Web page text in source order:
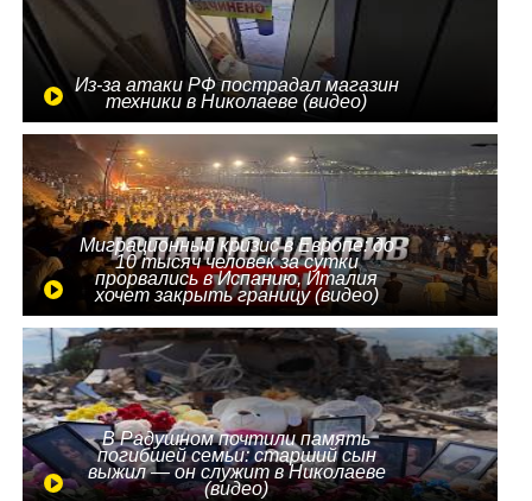
Из-за атаки РФ пострадал магазин
техники в Николаеве (видео)
Миграционный кризис в Европе: до
10 тысяч человек за сутки
прорвались в Испанию, Италия
хочет закрыть границу (видео)
В Радушном почтили память
погибшей семьи: старший сын
выжил — он служит в Николаеве
(видео)